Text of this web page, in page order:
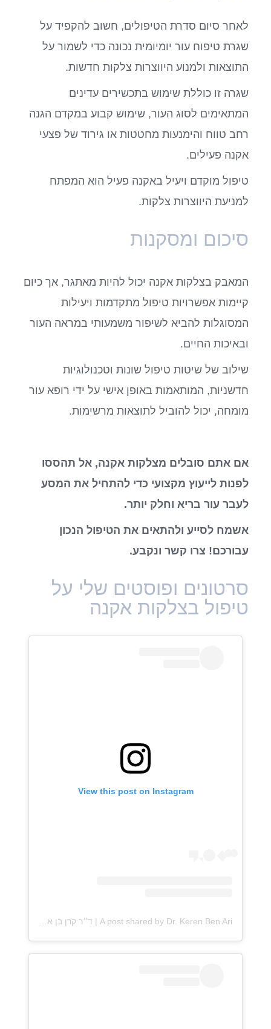
לאחר סיום סדרת הטיפולים, חשוב להקפיד על
שגרת טיפוח עור יומיומית נכונה כדי לשמור על
התוצאות ולמנוע היווצרות צלקות חדשות.
שגרה זו כוללת שימוש בתכשירים עדינים
המתאימים לסוג העור, שימוש קבוע במקדם הגנה
רחב טווח והימנעות מחטטות או גירוד של פצעי
אקנה פעילים.
טיפול מוקדם ויעיל באקנה פעיל הוא המפתח
למניעת היווצרות צלקות.
סיכום ומסקנות
המאבק בצלקות אקנה יכול להיות מאתגר, אך כיום
קיימות אפשרויות טיפול מתקדמות ויעילות
המסוגלות להביא לשיפור משמעותי במראה העור
ובאיכות החיים.
שילוב של שיטות טיפול שונות וטכנולוגיות
חדשניות, המותאמות באופן אישי על ידי רופא עור
מומחה, יכול להוביל לתוצאות מרשימות.
אם אתם סובלים מצלקות אקנה, אל תהססו
לפנות לייעוץ מקצועי כדי להתחיל את המסע
לעבר עור בריא וחלק יותר.
אשמח לסייע ולהתאים את הטיפול הנכון
עבורכם! צרו קשר ונקבע.
סרטונים ופוסטים שלי על
טיפול בצלקות אקנה
View this post on Instagram